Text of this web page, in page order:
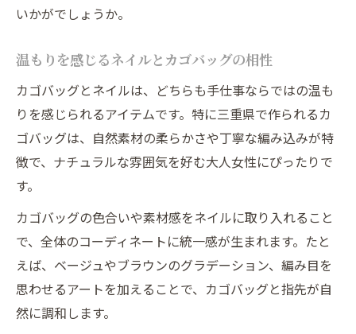
カゴバッグとネイルの調和が生む心地よさ
三重県の素材感をネイルで演出する方法
ナチュラルな風合いを指先に宿すネイル術
カゴバッグネイルで自然美を楽しむポイン
ト
三重県の自然を感じるネイルデザインの魅
指先から始まるナチュラルライフのすすめ
大人時間を彩るカゴバッグネイルの楽しみ方
カゴバッグネイルで大人の時間を上質に演
出
いかがでしょうか。
温もりを感じるネイルとカゴバッグの相性
カゴバッグとネイルは、どちらも手仕事ならではの温も
りを感じられるアイテムです。特に三重県で作られるカ
ゴバッグは、自然素材の柔らかさや丁寧な編み込みが特
徴で、ナチュラルな雰囲気を好む大人女性にぴったりで
す。
カゴバッグの色合いや素材感をネイルに取り入れること
で、全体のコーディネートに統一感が生まれます。たと
えば、ベージュやブラウンのグラデーション、編み目を
思わせるアートを加えることで、カゴバッグと指先が自
然に調和します。